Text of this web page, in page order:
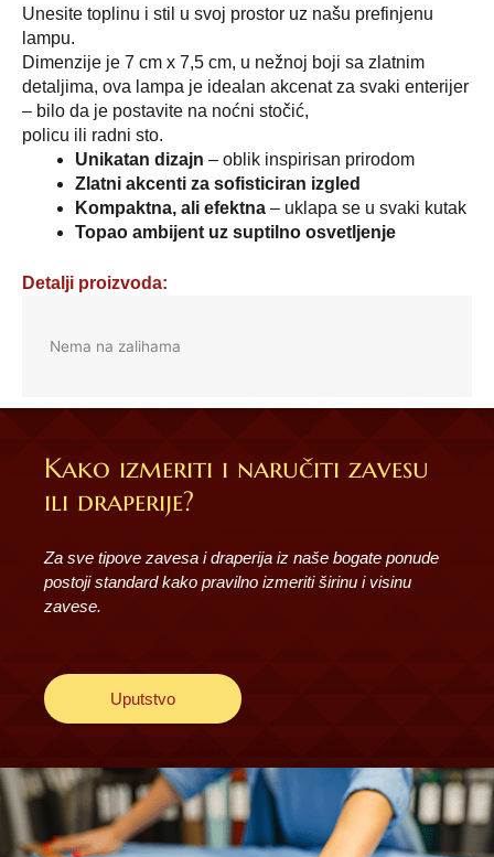
Unesite toplinu i stil u svoj prostor uz našu prefinjenu
lampu.
Dimenzije je 7 cm x 7,5 cm, u nežnoj boji sa zlatnim
detaljima, ova lampa je idealan akcenat za svaki enterijer
– bilo da je postavite na noćni stočić,
policu ili radni sto.
Unikatan dizajn – oblik inspirisan prirodom
Zlatni akcenti za sofisticiran izgled
Kompaktna, ali efektna – uklapa se u svaki kutak
Topao ambijent uz suptilno osvetljenje
Detalji proizvoda:
Nema na zalihama
Kako izmeriti i naručiti zavesu
ili draperije?
Za sve tipove zavesa i draperija iz naše bogate ponude
postoji standard kako pravilno izmeriti širinu i visinu
zavese.
Uputstvo